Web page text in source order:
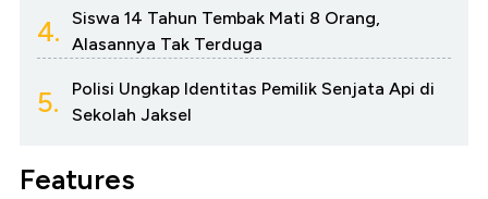
4.
Siswa 14 Tahun Tembak Mati 8 Orang,
Alasannya Tak Terduga
5.
Polisi Ungkap Identitas Pemilik Senjata Api di
Sekolah Jaksel
Features